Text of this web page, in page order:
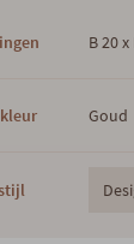
B 20 x
Goud